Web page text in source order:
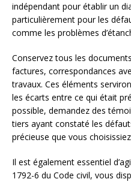
indépendant pour établir un
particulièrement pour les
comme les problèmes
Conservez tous les
factures, correspondances
travaux. Ces éléments
les écarts entre ce qui était
possible, demandez des
tiers ayant constaté les
précieuse que vous
Il est également essentiel
1792-6 du Code civil, vous